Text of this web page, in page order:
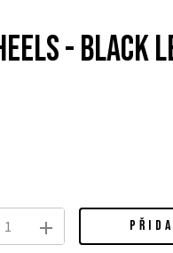
- Black